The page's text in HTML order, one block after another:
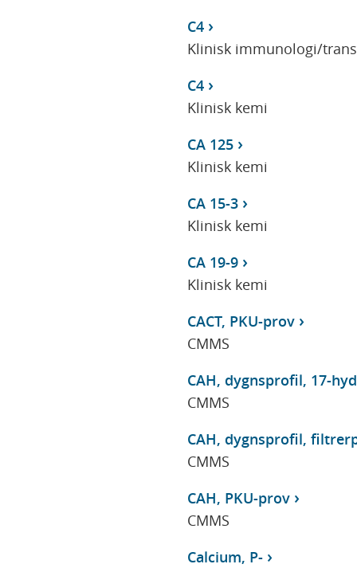
C4
Klinisk immunologi/
C4
Klinisk kemi
CA 125
Klinisk kemi
CA 15-3
Klinisk kemi
CA 19-9
Klinisk kemi
CACT, PKU-prov
CMMS
CAH, dygnsprofil, 17-
CMMS
CAH, dygnsprofil,
CMMS
CAH, PKU-prov
CMMS
Calcium, P-